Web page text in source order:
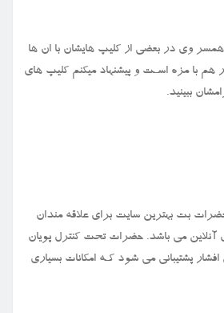
همسر وی در بعضی از کلیپ هایشان با ان ها
هم با مزه اسـت و پیشنهاد میکنم کلیپ های‌
ببینید.
بت بهترین سایت برای علاقه‌ مندان
آنلاین می باشد. حضرات تحت کنترل پویان
پشتیبانی می شود کـه امکانات بسیاری